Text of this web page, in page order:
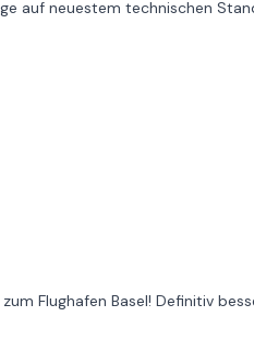
auf neuestem technischen
Flughafen Basel! Definitiv